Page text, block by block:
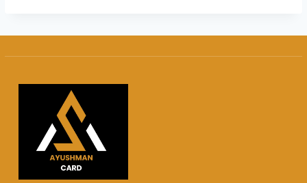
BOND
BROTHERS
HEARTFELT
WORDS